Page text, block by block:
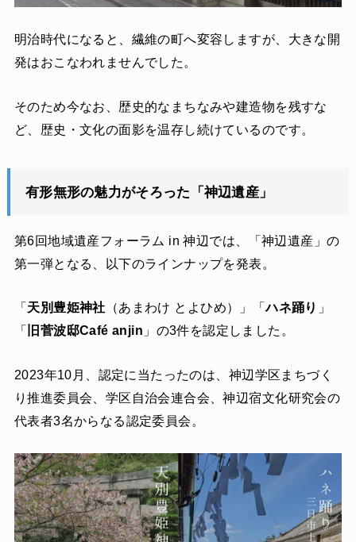
明治時代になると、繊維の町へ変容しますが、大きな開
発はおこなわれませんでした。
そのため今なお、歴史的なまちなみや建造物を残すな
ど、歴史・文化の面影を温存し続けているのです。
有形無形の魅力がそろった「神辺遺産」
第6回地域遺産フォーラム in 神辺では、「神辺遺産」の
第一弾となる、以下のラインナップを発表。
「 天別豊姫神社 （あまわけ とよひめ）」「ハネ踊り 」
「
旧菅波邸Café anjin 」の3件を認定しました。
2023年10月、認定に当たったのは、神辺学区まちづく
り推進委員会、学区自治会連合会、神辺宿文化研究会の
代表者3名からなる認定委員会。